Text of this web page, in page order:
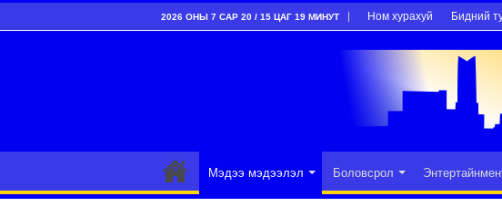
2026 ОНЫ 7 САР 20 / 15 ЦАГ 19 МИНУТ Ном хурахуй Бидний
Мэдээ мэдээлэл Боловсрол